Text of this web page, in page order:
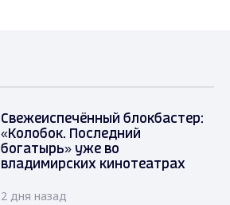
Свежеиспечённый блокбастер:
«Колобок. Последний
богатырь» уже во
владимирских кинотеатрах
2 дня назад